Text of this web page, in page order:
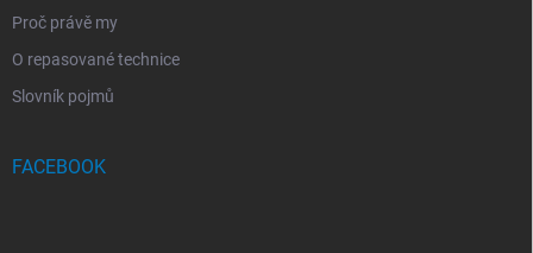
Proč právě my
O repasované technice
Slovník pojmů
FACEBOOK